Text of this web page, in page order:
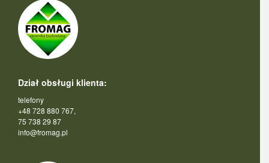
Dział obsługi klienta:
telefony
+48 728 880 767,
75 738 29 87
info@fromag.pl